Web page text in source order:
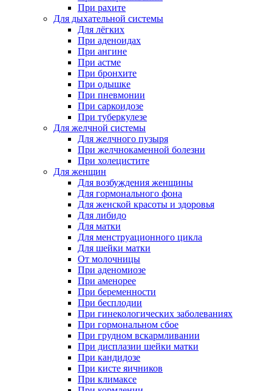
При рахите
Для дыхательной системы
Для лёгких
При аденоидах
При ангине
При астме
При бронхите
При одышке
При пневмонии
При саркоидозе
При туберкулезе
Для желчной системы
Для желчного пузыря
При желчнокаменной болезни
При холецистите
Для женщин
Для возбуждения женщины
Для гормонального фона
Для женской красоты и здоровья
Для либидо
Для матки
Для менструационного цикла
Для шейки матки
От молочницы
При аденомиозе
При аменорее
При беременности
При бесплодии
При гинекологических заболеваниях
При гормональном сбое
При грудном вскармливании
При дисплазии шейки матки
При кандидозе
При кисте яичников
При климаксе